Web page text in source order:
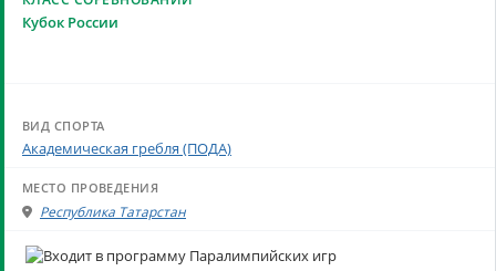
Кубок России
Академическая гребля (ПОДА)
Республика Татарстан